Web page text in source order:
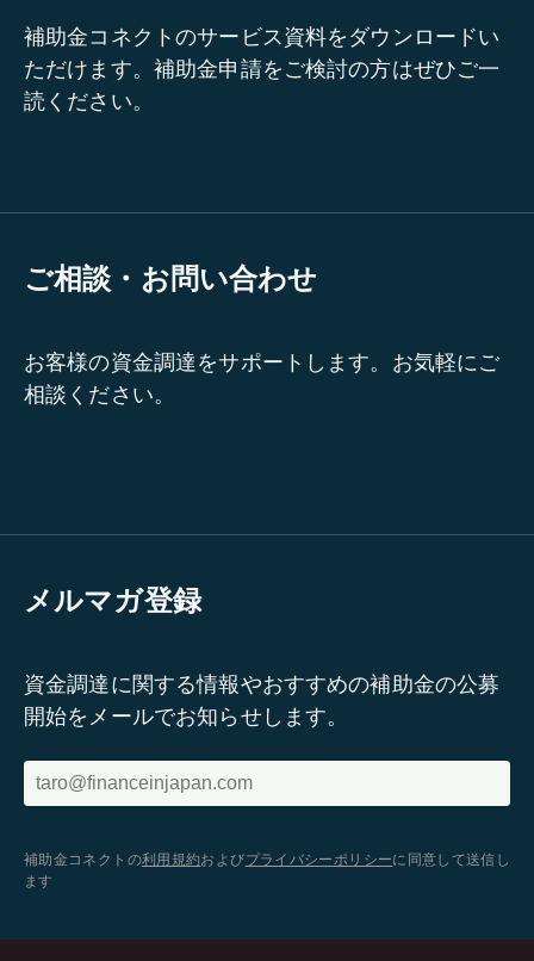
補助金コネクトのサービス資料をダウンロードい
ただけます。補助金申請をご検討の方はぜひご一
読ください。
ご相談・お問い合わせ
お客様の資金調達をサポートします。お気軽にご
相談ください。
メルマガ登録
資金調達に関する情報やおすすめの補助金の公募
開始をメールでお知らせします。
補助金コネクトの利用規約およびプライバシーポリシーに同意して送信し
ます